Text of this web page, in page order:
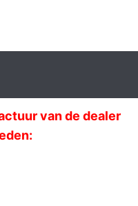
van de dealer